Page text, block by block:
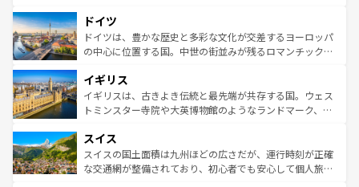
せる。地方によって風土や気候が異なるスペインはその個
性で訪れる人を魅了する。 なお、新着のスペイン情報は コ
ンテンツ一覧を参照してほしい。
で、幅広い魅力が詰まっている。華麗な宮殿、歴史的な大
聖堂、美しいビーチ、そして豊かな自然が、訪れる者を心
から魅了する。また、フランスは美食の国としても知ら
いる。シャンパンの発祥地であるランス、プロヴァンスの
香り高いラベンダー畑など、多彩な楽しみ方が可能だ。さ
らに、パリ以外の地域にも魅力が溢れており、どの街角に
れる地方に足を運ぶとそれぞれで全く異なる文化を体験で
きるだろう。 なお、新着のフランス情報はコンテンツ一覧
を参照してほしい。
ドイツ
ドイツは、豊かな歴史と多彩な文化が交差するヨーロッパ
の中心に位置する国。中世の街並みが残るロマンチック街
顔を持つこの国は、どこを歩いても飽きることがない。ベ
ルリンの文化的活気、バイエルン州のアルプスの絶景、そ
してライン川沿いのワイン畑といった風景は必見。ビール
は、お酒好きな人にはぜひ体験してほしい。 なお、新着の
ドイツ情報はコンテンツ一覧を参照してほしい。
イギリス
イギリスは、古きよき伝統と最先端が共存する国。ウェス
トミンスター寺院や大英博物館のようなランドマーク、歴
リアごとに異なる魅力がある。また、優雅なアフタヌーン
ティー、ビール好きにはたまらない英国パブ、サッカー観
戦など、本場だからこそできる体験も豊富。イギリスを旅
スイス
スイスの国土面積は九州ほどの広さだが、運行時刻が正確
な交通網が整備されており、初心者でも安心して個人旅行